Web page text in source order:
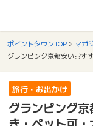
ポイントタウンTOP マガ
旅行・お出かけ
グランピング